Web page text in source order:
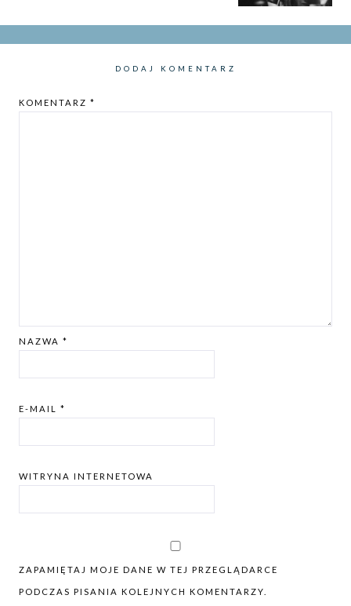
DODAJ KOMENTARZ
KOMENTARZ *
NAZWA *
E-MAIL *
WITRYNA INTERNETOWA
ZAPAMIĘTAJ MOJE DANE W TEJ PRZEGLĄDARCE
PODCZAS PISANIA KOLEJNYCH KOMENTARZY.